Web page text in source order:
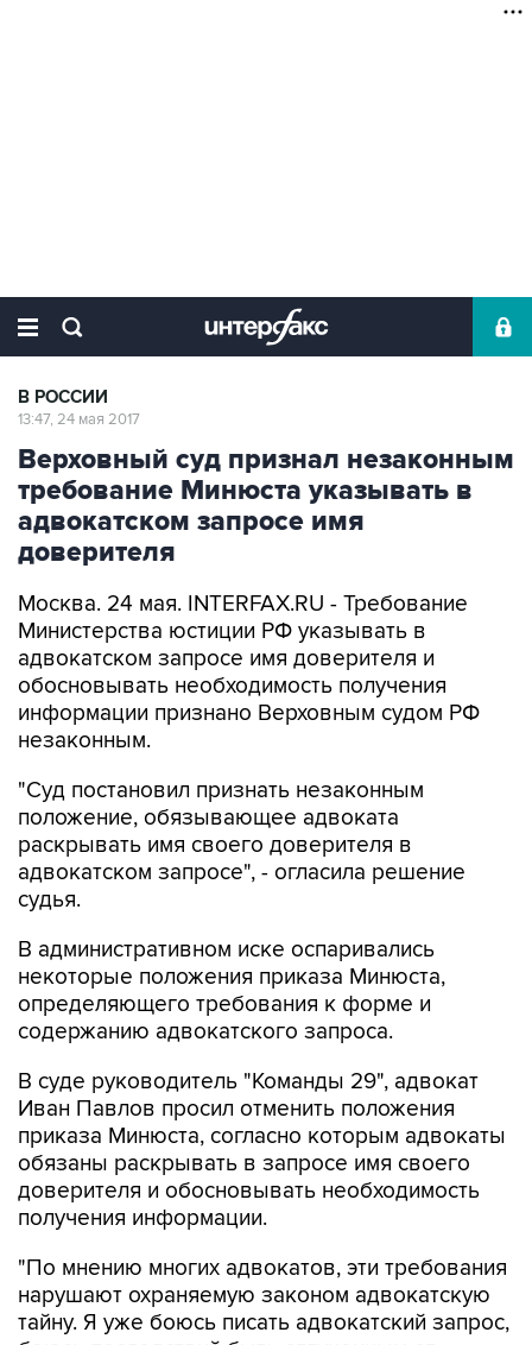
В РОССИИ
13:47, 24 мая 2017
Верховный суд признал незаконным
требование Минюста указывать в
адвокатском запросе имя
доверителя
Москва. 24 мая. INTERFAX.RU - Требование
Министерства юстиции РФ указывать в
адвокатском запросе имя доверителя и
обосновывать необходимость получения
информации признано Верховным судом РФ
незаконным.
"Суд постановил признать незаконным
положение, обязывающее адвоката
раскрывать имя своего доверителя в
адвокатском запросе", - огласила решение
судья.
В административном иске оспаривались
некоторые положения приказа Минюста,
определяющего требования к форме и
содержанию адвокатского запроса.
В суде руководитель "Команды 29", адвокат
Иван Павлов просил отменить положения
приказа Минюста, согласно которым адвокаты
обязаны раскрывать в запросе имя своего
доверителя и обосновывать необходимость
получения информации.
"По мнению многих адвокатов, эти требования
нарушают охраняемую законом адвокатскую
тайну. Я уже боюсь писать адвокатский запрос,